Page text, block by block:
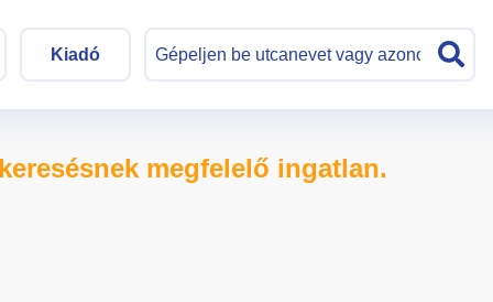
Kiadó
megfelelő ingatlan.